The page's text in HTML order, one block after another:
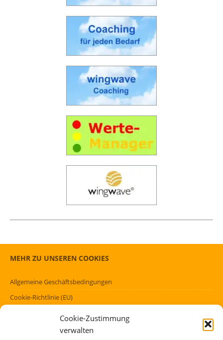
Cookie-Zustimmung
verwalten
MEHR ZU UNSEREN COOKIES
Allgemeine Geschäftsbedingungen
Cookie-Richtlinie (EU)